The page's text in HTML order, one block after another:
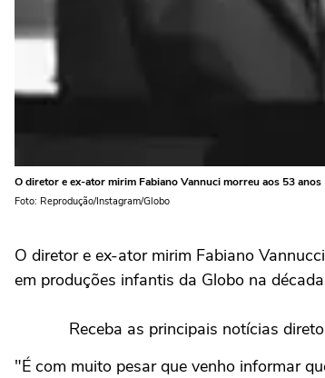
O diretor e ex-ator mirim Fabiano Vannuci morreu aos 53 anos
Foto: Reprodução/Instagram/Globo
O diretor e ex-ator mirim Fabiano
em produções infantis da Globo na
Receba as principais notícias
"É com muito pesar que venho informar